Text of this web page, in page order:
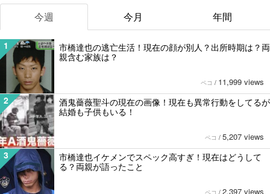
今週 今月 年間
1
市橋達也の逃亡生活！現在の顔が別人？出所時期は？両
親含む家族は？
ペコ / 11,999 views
2
酒鬼薔薇聖斗の現在の画像！現在も異常行動をしてるが
結婚も子供もいる！
ペコ / 5,207 views
3
市橋達也イケメンでスペック高すぎ！現在はどうして
る？両親が語ったこと
ペコ / 2,397 views